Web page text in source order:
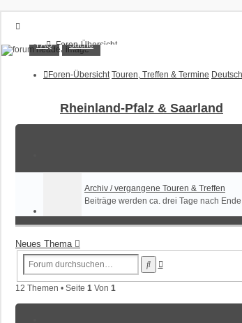
Foren-Übersicht
FAQ
Unbeantwortete Themen
XT1200Z-Forum
FAQ Suche
Foren-Übersicht Touren, Treffen & Termine
Rheinland-Pfalz & Saarland
Archiv / vergangene Touren & Treffen
Beiträge werden ca. drei Tage nach
Neues Thema
SucheErweiterte
12 Themen • Seite 1 Von 1